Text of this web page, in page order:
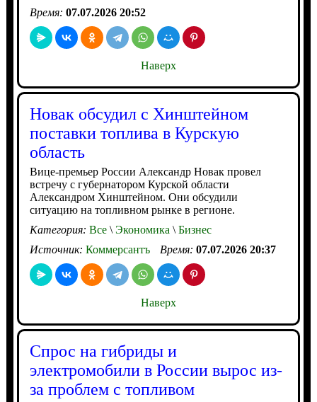
Время: 07.07.2026 20:52
Наверх
Новак обсудил с Хинштейном
поставки топлива в Курскую
область
Вице-премьер России Александр Новак провел
встречу с губернатором Курской области
Александром Хинштейном. Они обсудили
ситуацию на топливном рынке в регионе.
Категория: Все\Экономика \Бизнес
Источник: Коммерсантъ Время: 07.07.2026 20:37
Наверх
Спрос на гибриды и
электромобили в России вырос из-
за проблем с топливом